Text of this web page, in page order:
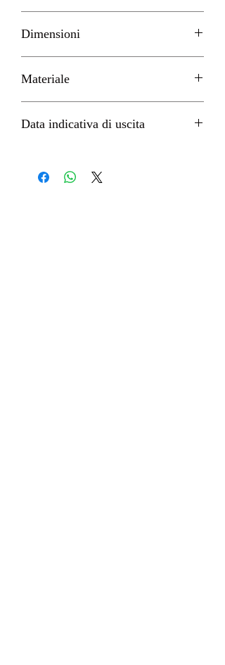
Dimensioni
Materiale
Data indicativa di uscita